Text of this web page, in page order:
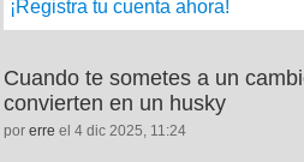
¡Registra tu cuenta ahora!
Cuando te sometes a un
convierten en un husky
por erre el 4 dic 2025, 11:24